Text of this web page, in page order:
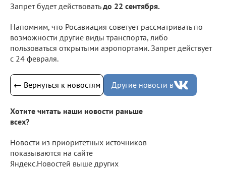
Запрет будет действоватьдо 22 сентября.
Напомним, что Росавиация советует рассматривать по
возможности другие виды транспорта, либо
пользоваться открытыми аэропортами. Запрет действует
с 24 февраля.
← Вернуться к новостям Другие новости в
Хотите читать наши новости раньше
всех?
Новости из приоритетных источников
показываются на сайте
Яндекс.Новостей выше других